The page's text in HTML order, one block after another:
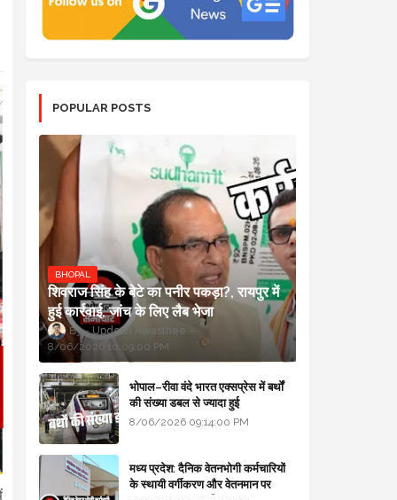
POPULAR POSTS
BHOPAL
शिवराज सिंह के बेटे का पनीर पकड़ा?, रायपुर में
हुई कार्रवाई, जांच के लिए लैब भेजा
Updesh Awasthee
8/06/2026 10:09:00 PM
भोपाल–रीवा वंदे भारत एक्सप्रेस में बर्थों
की संख्या डबल से ज्यादा हुई
8/06/2026 09:14:00 PM
मध्य प्रदेश: दैनिक वेतनभोगी कर्मचारियों
के स्थायी वर्गीकरण और वेतनमान पर